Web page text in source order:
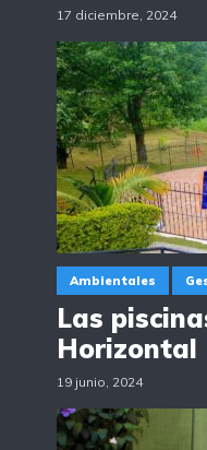
17 diciembre, 2024
Ambientales
Las
Horizontal
19 junio, 2024